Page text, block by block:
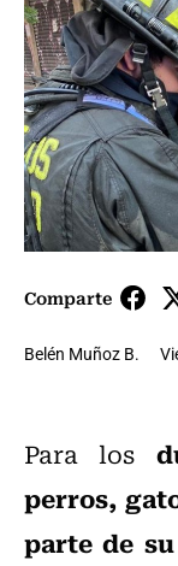
Comparte
Belén Muñoz B.
Para los
perros,
parte de